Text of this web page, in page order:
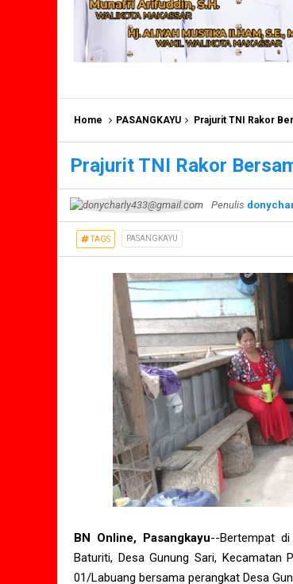
Home PASANGKAYU Prajurit TNI Rakor
Prajurit TNI Rakor
Penulis
TAGS PASANGKAYU
BN Online, Pasangkayu--Bertempat
Baturiti, Desa Gunung Sari, Kecamatan
01/Labuang bersama perangkat Desa